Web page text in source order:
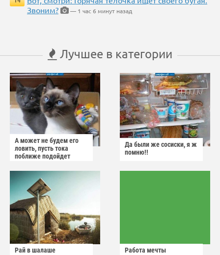
Звоним?
— 1 час 6 минут назад
Лучшее в категории
А может не будем его
ловить, пусть тока
поближе подойдет
Да были же сосиски, я ж
помню!!
Рай в шалаше Работа мечты